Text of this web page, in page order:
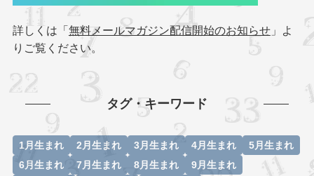
詳しくは「無料メールマガジン配信開始のお知らせ」よ
りご覧ください。
タグ・キーワード
1月生まれ 2月生まれ 3月生まれ 4月生まれ
5月生まれ
6月生まれ
7月生まれ 8月生まれ 9月生まれ